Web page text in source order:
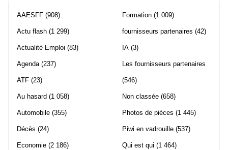
AAESFF (908)
Actu flash (1 299)
Actualité Emploi (83)
Agenda(237)
ATF (23)
Au hasard (1 058)
Automobile (355)
Décès (24)
Economie (2 186)
Formation (1 009)
fournisseurs partenaires (42)
IA (3)
Les fournisseurs partenaires
(546)
Non classée (658)
Photos de pièces (1 445)
Piwi en vadrouille (537)
Qui est qui (1 464)